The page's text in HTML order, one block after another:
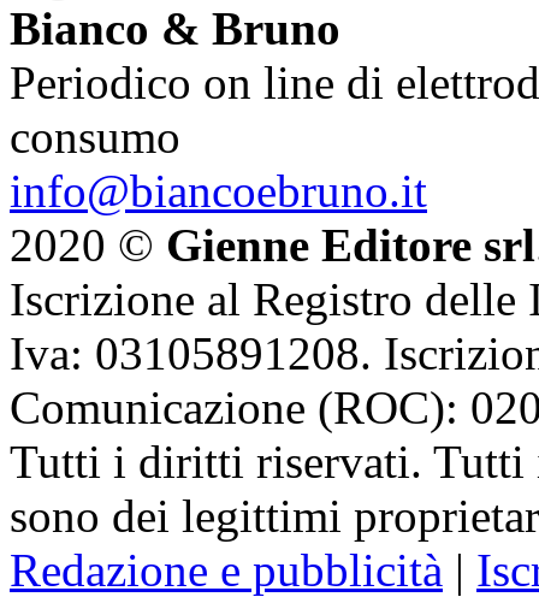
Bianco & Bruno
Periodico on line di
consumo
info@biancoebruno.it
2020 © Gienne Editore srl
Iscrizione al Registro delle
Iva: 03105891208.
Comunicazione (ROC):
Tutti i diritti riservati. Tutti
sono dei legittimi
Redazione e pubblicità |